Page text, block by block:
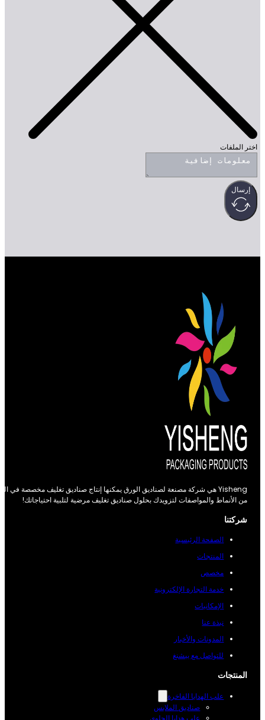
Yisheng هي شركة مصنعة لصناديق الورق يمكنها إنتاج صناديق تغليف مخصصة في العديد
الأنماط والمواصفات لتزويدك بحلول صناديق تغليف مرضية لتلبية احتياجاتك!
الصفحة الرئيسية
المنتجات
مخصص
خدمة التجارة الإلكترونية
الإمكانيات
نبذة عنا
المدونات والأخبار
للتواصل مع ييشنغ
علب الهدايا الفاخرة
صناديق الملابس
علب هدايا الحلوى